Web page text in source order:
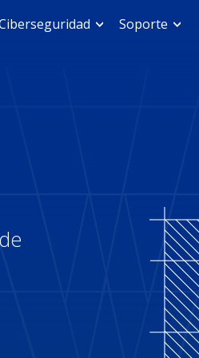
Soporte